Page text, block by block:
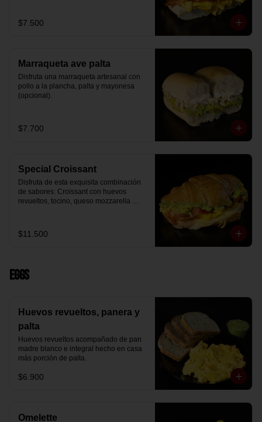
$7.500
Marraqueta ave palta
Disfruta una marraqueta artesanal con
pollo a la plancha, palta y mayonesa
(opcional).
$7.700
Special Croissant
Disfruta de esta exquisita combinación
de sabores: Croissant con huevos
revueltos, tocino, queso mozzarella
$11.500
Eggs
Huevos revueltos, panera y
palta
Huevos revueltos acompañado de pan
madre blanco e integral hecho en casa
más porción de palta.
$6.900
Omelette